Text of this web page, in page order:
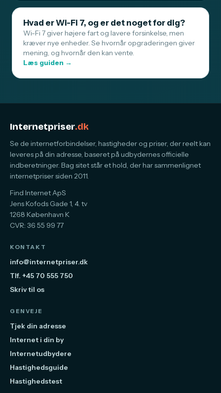
Hvad er Wi-Fi 7, og er det noget for dig?
Wi-Fi 7 giver højere fart og lavere forsinkelse, men
kræver nye enheder. Se hvornår opgraderingen giver
mening, og hvornår den kan vente.
Læs guiden →
Internetpriser.dk
Se de internetforbindelser, hastigheder og priser, der reelt kan
leveres på din adresse, baseret på udbydernes officielle
indberetninger. Bag sitet står et hold, der har sammenlignet
internetpriser siden 2011.
Find Internet ApS
Jens Kofods Gade 1, 4. tv
1268 København K
CVR: 36 55 99 77
KONTAKT
info@internetpriser.dk
Tlf. +45 70 555 750
Skriv til os
GENVEJE
Tjek din adresse
Internet i din by
Internetudbydere
Hastighedsguide
Hastighedstest